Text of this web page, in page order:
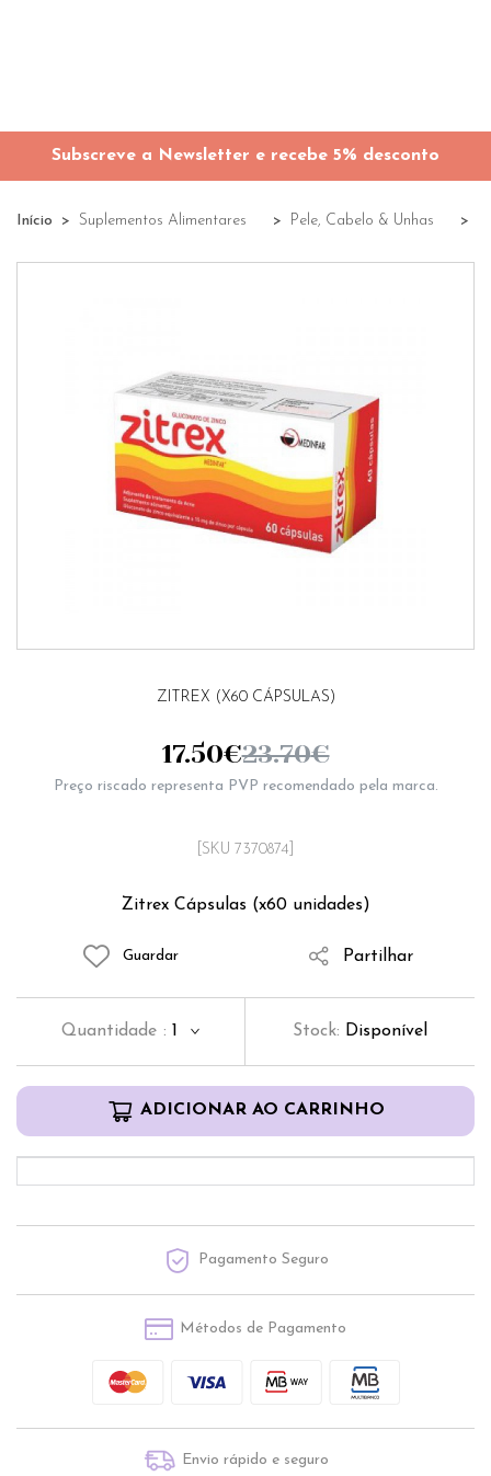
Subscreve a Newsletter e recebe 5% desconto
Início Suplementos Alimentares Pele, Cabelo & Unhas
ZITREX (X60 CÁPSULAS)
Zitrex Cápsulas (x60 unidades)
[SKU 7370874]
17.50€23.70€
Preço riscado representa PVP recomendado pela marca.
Guardar Partilhar
Quantidade : 1 Stock: Disponível
ADICIONAR AO CARRINHO
Pagamento Seguro
Métodos de Pagamento
Envio rápido e seguro